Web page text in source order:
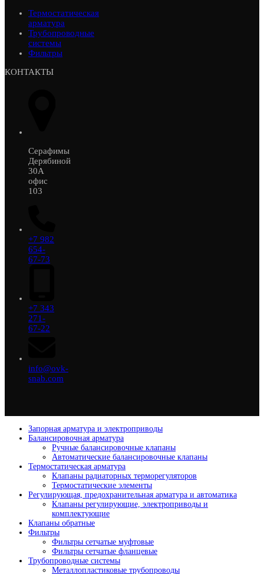
Термостатическая
арматура
Трубопроводные
системы
Фильтры
КОНТАКТЫ
Серафимы
Дерябиной
30А
офис
103
+7 982
654-
67-73
+7 343
271-
67-22
info@ovk-
snab.com
Запорная арматура и электроприводы
Балансировочная арматура
Ручные балансировочные клапаны
Автоматические балансировочные клапаны
Термостатическая арматура
Клапаны радиаторных терморегуляторов
Термостатические элементы
Регулирующая, предохранительная арматура и автоматика
Клапаны регулирующие, электроприводы и
комплектующие
Клапаны обратные
Фильтры
Фильтры сетчатые муфтовые
Фильтры сетчатые фланцевые
Трубопроводные системы
Металлопластиковые трубопроводы